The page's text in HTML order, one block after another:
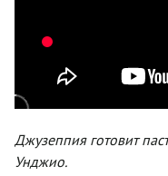
Джузеппия готовит
Унджио.